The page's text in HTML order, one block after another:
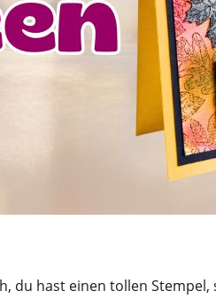
du hast einen tollen Stempel,